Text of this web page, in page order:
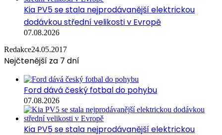
Kia PV5 se stala nejprodávanější elektrickou
dodávkou střední velikosti v Evropě
07.08.2026
Redakce24.05.2017
Nejčtenější za 7 dní
Ford dává český fotbal do pohybu
07.08.2026
Kia PV5 se stala nejprodávanější elektrickou